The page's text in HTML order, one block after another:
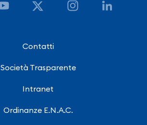
Contatti
Società Trasparente
Intranet
Ordinanze E.N.A.C.